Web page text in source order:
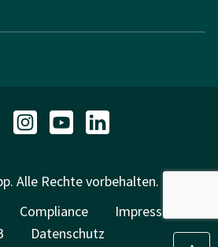
Alle Rechte vorbehalten.
Compliance
Impressum
Datenschutz